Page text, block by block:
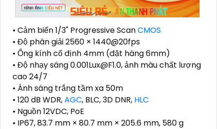
• Cảm biến 1/3" Progressive ScanCMOS
• Độ phân giải 2560 × 1440@20fps
• Ống kính cố định 4mm (đặt hàng 6mm)
• Độ nhạy sáng 0.001Lux@F1.0, ảnh màu chất lượng
cao 24/7
• Ánh sáng trắng tầm xa 50m
• 120 dB WDR,AGC, BLC, 3D DNR, HLC
• Nguồn 12VDC, PoE
• IP67, 83.7 mm × 80.7 mm × 205.6 mm, 580 g